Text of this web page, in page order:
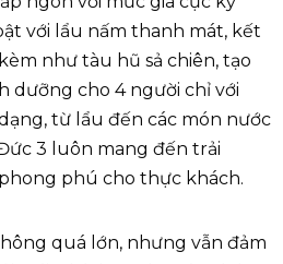
với lẩu nấm thanh mát, kết
như tàu hũ sả chiên, tạo
dưỡng cho 4 người chỉ với
từ lẩu đến các món nước
3 luôn mang đến trải
phú cho thực khách.
quá lớn, nhưng vẫn đảm